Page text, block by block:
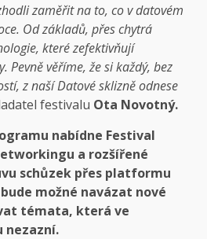
zaměřit na to, co v datovém
Od základů, přes chytrá
které zefektivňují
Pevně věříme, že si každý, bez
z naší Datové sklizně odnese
festivalu Ota Novotný.
nabídne Festival
a rozšířené
schůzek přes platformu
možné navázat nové
témata, která ve
nezazní.